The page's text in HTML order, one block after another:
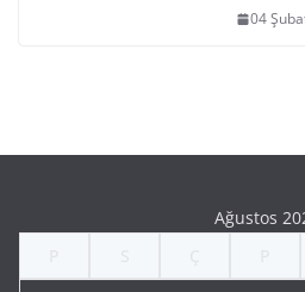
04
Ağustos